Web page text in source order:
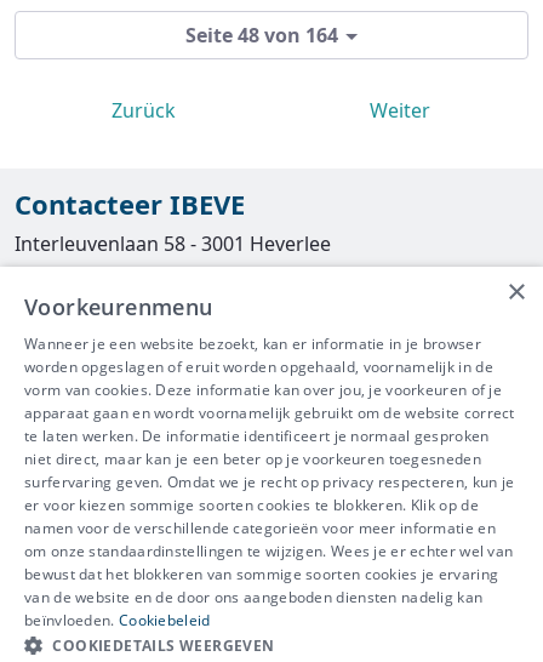
Seite 48 von 164
Zurück Weiter
Contacteer IBEVE
Interleuvenlaan 58 - 3001 Heverlee
016/390490
info@ibeve.be
asbest@ibeve.be
Ondernemingsnummer: 0436 612 044
IBEVE maakt deel uit van Groep
IDEWE
Disclaimer-Privacy-Cookiebeleid
Meer vragen? Neem
×
Voorkeurenmenu
Wanneer je een website bezoekt, kan er informatie in je browser
worden opgeslagen of eruit worden opgehaald, voornamelijk in de
vorm van cookies. Deze informatie kan over jou, je voorkeuren of je
apparaat gaan en wordt voornamelijk gebruikt om de website correct
te laten werken. De informatie identificeert je normaal gesproken
niet direct, maar kan je een beter op je voorkeuren toegesneden
surfervaring geven. Omdat we je recht op privacy respecteren, kun je
er voor kiezen sommige soorten cookies te blokkeren. Klik op de
namen voor de verschillende categorieën voor meer informatie en
om onze standaardinstellingen te wijzigen. Wees je er echter wel van
bewust dat het blokkeren van sommige soorten cookies je ervaring
van de website en de door ons aangeboden diensten nadelig kan
beïnvloeden. Cookiebeleid
COOKIEDETAILS WEERGEVEN